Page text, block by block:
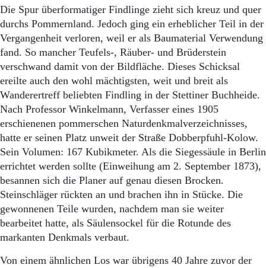
Die Spur überformatiger Findlinge zieht sich kreuz und quer
durchs Pommernland. Jedoch ging ein erheblicher Teil in der
Vergangenheit verloren, weil er als Baumaterial Verwendung
fand. So mancher Teufels-, Räuber- und Brüderstein
verschwand damit von der Bildfläche. Dieses Schicksal
ereilte auch den wohl mächtigsten, weit und breit als
Wanderertreff beliebten Findling in der Stettiner Buchheide.
Nach Professor Winkelmann, Verfasser eines 1905
erschienenen pommerschen Naturdenkmalverzeichnisses,
hatte er seinen Platz unweit der Straße Dobberpfuhl-Kolow.
Sein Volumen: 167 Kubikmeter. Als die Siegessäule in Berlin
errichtet werden sollte (Einweihung am 2. September 1873),
besannen sich die Planer auf genau diesen Brocken.
Steinschläger rückten an und brachen ihn in Stücke. Die
gewonnenen Teile wurden, nachdem man sie weiter
bearbeitet hatte, als Säulensockel für die Rotunde des
markanten Denkmals verbaut.
Von einem ähnlichen Los war übrigens 40 Jahre zuvor der